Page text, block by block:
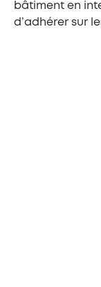
bâtiment en
d’adhérer sur